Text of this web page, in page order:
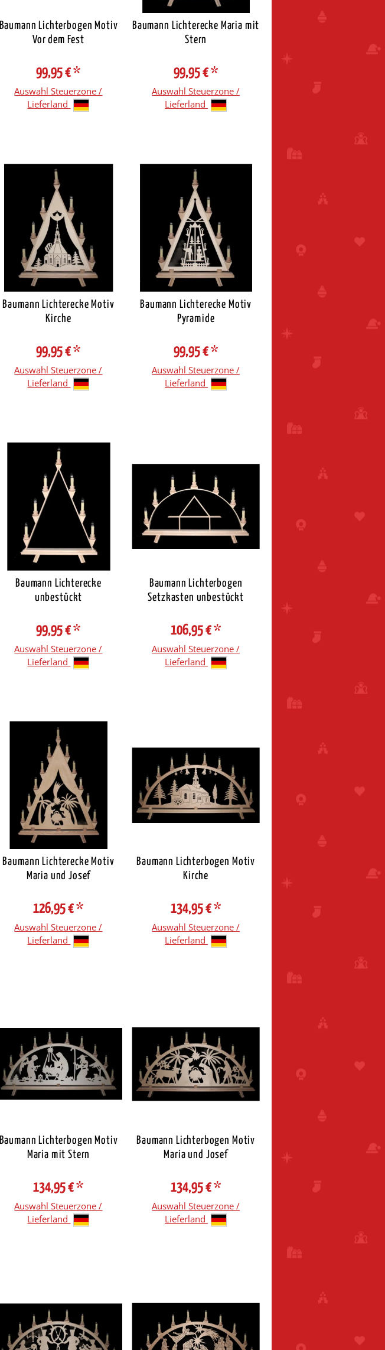
Baumann Lichterbogen Motiv
Vor dem Fest
99,95 €*
Auswahl Steuerzone /
Lieferland
Baumann Lichterecke Maria mit
Stern
99,95 €*
Auswahl Steuerzone /
Lieferland
Baumann Lichterecke Motiv
Kirche
99,95 €*
Auswahl Steuerzone /
Lieferland
Baumann Lichterecke Motiv
Pyramide
99,95 €*
Auswahl Steuerzone /
Lieferland
Baumann Lichterecke
unbestückt
99,95 €*
Auswahl Steuerzone /
Lieferland
Baumann Lichterbogen
Setzkasten unbestückt
106,95 €*
Auswahl Steuerzone /
Lieferland
Baumann Lichterecke Motiv
Maria und Josef
126,95 €*
Auswahl Steuerzone /
Lieferland
Baumann Lichterbogen Motiv
Kirche
134,95 €*
Auswahl Steuerzone /
Lieferland
Baumann Lichterbogen Motiv
Maria mit Stern
134,95 €*
Auswahl Steuerzone /
Lieferland
Baumann Lichterbogen Motiv
Maria und Josef
134,95 €*
Auswahl Steuerzone /
Lieferland